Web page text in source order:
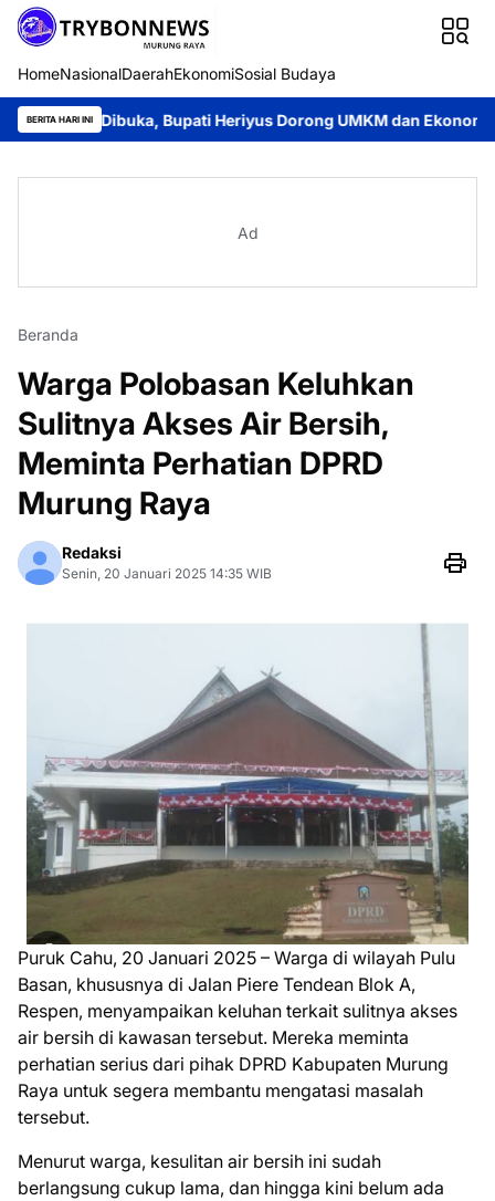
HomeNasionalDaerahEkonomiSosial Budaya
BERITA HARI INI
Dibuka, Bupati Heriyus Dorong UMKM dan Ekonomi Lokal
Ad
Beranda
Warga Polobasan Keluhkan
Sulitnya Akses Air Bersih,
Meminta Perhatian DPRD
Murung Raya
Redaksi
Senin, 20 Januari 2025 14:35 WIB
Puruk Cahu, 20 Januari 2025 – Warga di wilayah Pulu
Basan, khususnya di Jalan Piere Tendean Blok A,
Respen, menyampaikan keluhan terkait sulitnya akses
air bersih di kawasan tersebut. Mereka meminta
perhatian serius dari pihak DPRD Kabupaten Murung
Raya untuk segera membantu mengatasi masalah
tersebut.
Menurut warga, kesulitan air bersih ini sudah
berlangsung cukup lama, dan hingga kini belum ada